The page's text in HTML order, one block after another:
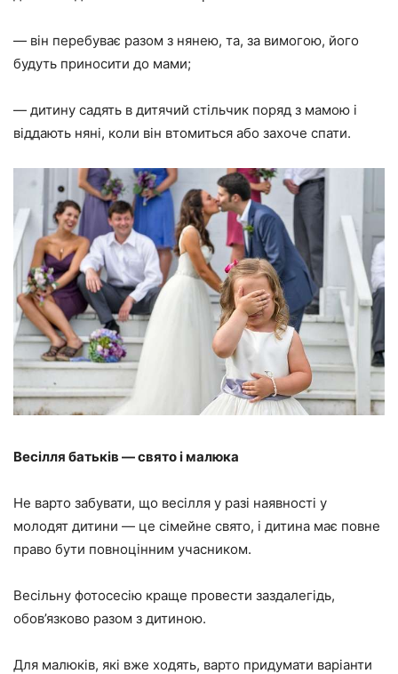
— він перебуває разом з нянею, та, за вимогою, його
будуть приносити до мами;
— дитину садять в дитячий стільчик поряд з мамою і
віддають няні, коли він втомиться або захоче спати.
Весілля батьків — свято і малюка
Не варто забувати, що весілля у разі наявності у
молодят дитини — це сімейне свято, і дитина має повне
право бути повноцінним учасником.
Весільну фотосесію краще провести заздалегідь,
обов’язково разом з дитиною.
Для малюків, які вже ходять, варто придумати варіанти